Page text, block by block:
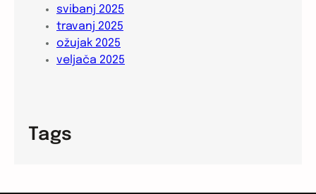
svibanj 2025
travanj 2025
ožujak 2025
veljača 2025
Tags